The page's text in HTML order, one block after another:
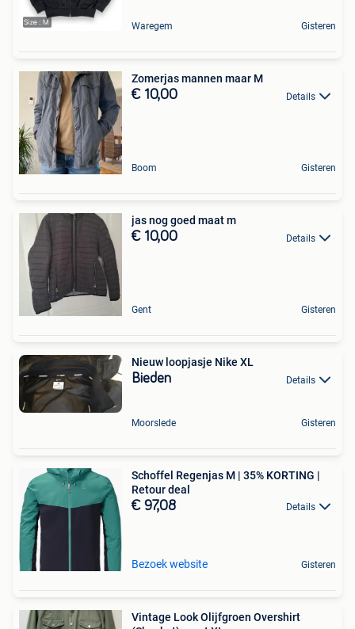
Waregem Gisteren
Zomerjas mannen maar M
€ 10,00 Details
Boom Gisteren
jas nog goed maat m
€ 10,00 Details
Gent Gisteren
Nieuw loopjasje Nike XL
Bieden Details
Moorslede Gisteren
Schoffel Regenjas M | 35% KORTING |
Retour deal
€ 97,08 Details
Bezoek website Gisteren
Vintage Look Olijfgroen Overshirt